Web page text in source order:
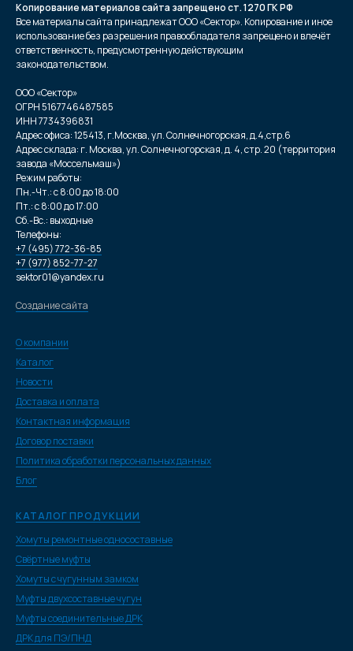
Копирование материалов сайта запрещено ст. 1270 ГК РФ
Все материалы сайта принадлежат ООО «Сектор». Копирование и иное
использование без разрешения правообладателя запрещено и влечёт
ответственность, предусмотренную действующим
законодательством.
ООО «Сектор»
ОГРН 5167746487585
ИНН 7734396831
Адрес офиса: 125413, г.Москва, ул. Солнечногорская, д.4,стр.6
Адрес склада: г. Москва, ул. Солнечногорская, д. 4, стр. 20 (территория
завода «Моссельмаш»)
Режим работы:
Пн.-Чт.: с 8:00 до 18:00
Пт.: с 8:00 до 17:00
Сб.-Вс.: выходные
Телефоны:
+7 (495) 772-36-85
+7 (977) 852-77-27
sektor01@yandex.ru
Создание сайта
О компании
Каталог
Новости
Доставка и оплата
Контактная информация
Договор поставки
Политика обработки персональных данных
Блог
КАТАЛОГ ПРОДУКЦИИ
Хомуты ремонтные односоставные
Свёртные муфты
Хомуты с чугунным замком
Муфты двухсоставные чугун
Муфты соединительные ДРК
ДРК для ПЭ/ПНД